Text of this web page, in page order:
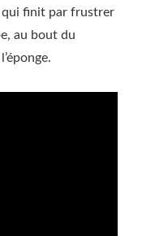
qui finit par frustrer
au bout du